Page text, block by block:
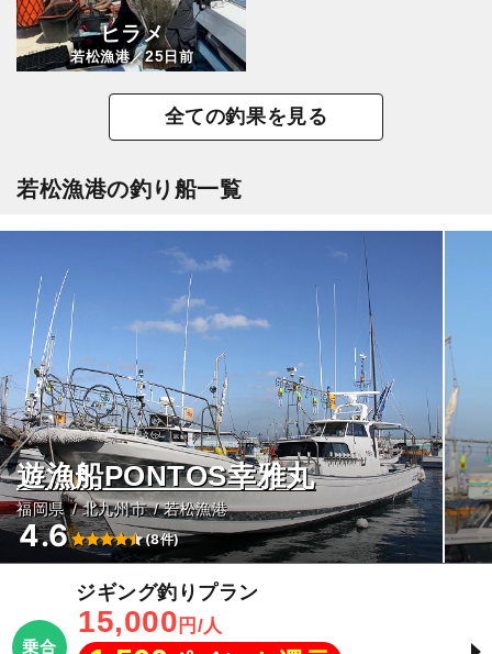
ヒラメ
若松漁港／25日前
全ての釣果を見る
若松漁港の釣り船一覧
遊漁船PONTOS幸雅丸
福岡県 北九州市 若松漁港
4.6 (8件)
乗合
ジギング釣りプラン
15,000 円/人